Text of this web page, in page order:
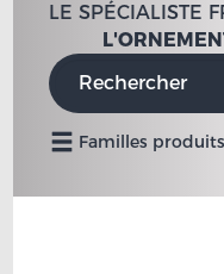
LE SPÉCIALISTE
Familles produits